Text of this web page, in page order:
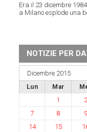
Era il 23 dicembre
a Milano esplode una
NOTIZIE PER
Dicembre 2015
Lun Mar
1 2
7
8 9
14
15